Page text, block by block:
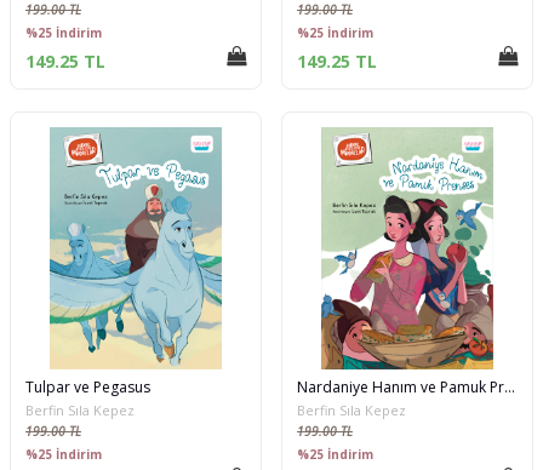
199.00 TL
%25 İndirim
149.25 TL
199.00 TL
%25 İndirim
149.25 TL
Tulpar ve Pegasus
Berfin Sıla Kepez
199.00 TL
%25 İndirim
Nardaniye Hanım ve Pamuk Prenses
Berfin Sıla Kepez
199.00 TL
%25 İndirim